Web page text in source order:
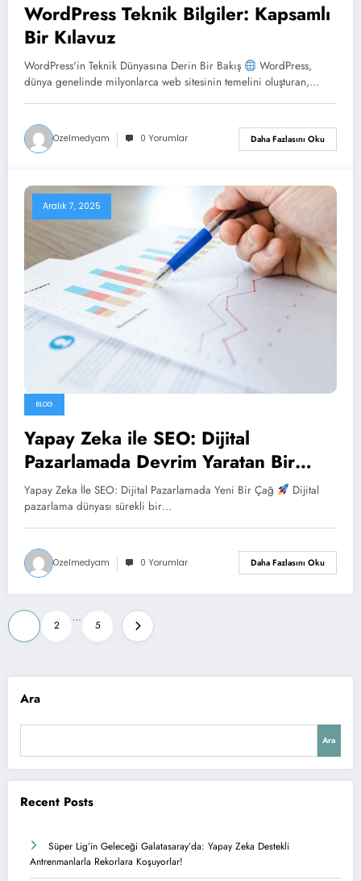
WordPress Teknik Bilgiler: Kapsamlı
Bir Kılavuz
WordPress'in Teknik Dünyasına Derin Bir Bakış
WordPress,
dünya genelinde milyonlarca web sitesinin temelini oluşturan,…
Ozelmedyam 0 Yorumlar Daha Fazlasını Oku
Aralık 7, 2025
BLOG
Yapay Zeka ile SEO: Dijital
Pazarlamada Devrim Yaratan Bir
Dönüşüm
Yapay Zeka İle SEO: Dijital Pazarlamada Yeni Bir Çağ
Dijital
pazarlama dünyası sürekli bir…
Ozelmedyam 0 Yorumlar Daha Fazlasını Oku
Yazı
sayfalandırması
2
…
5
Ara
Ara
Recent Posts
Süper Lig’in Geleceği Galatasaray’da: Yapay Zeka Destekli
Antrenmanlarla Rekorlara Koşuyorlar!